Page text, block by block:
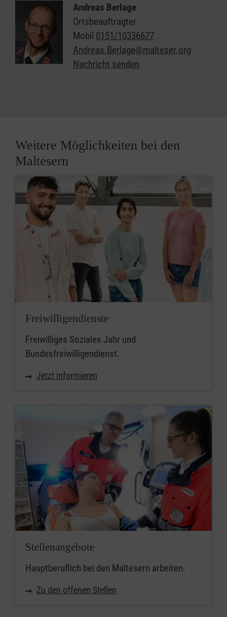
Andreas Berlage
Ortsbeauftragter
Mobil 0151/10336677
Andreas.Berlage@malteser.org
Nachricht senden
Weitere Möglichkeiten bei den
Maltesern
Freiwilligendienste
Freiwilliges Soziales Jahr und
Bundesfreiwilligendienst.
Jetzt informieren
Stellenangebote
Hauptberuflich bei den Maltesern arbeiten.
Zu den offenen Stellen